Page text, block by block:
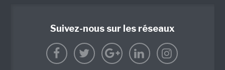
Suivez-nous sur les réseaux